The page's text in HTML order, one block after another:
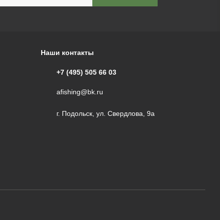
Наши контакты
+7 (495) 505 66 03
afishing@bk.ru
г. Подольск, ул. Свердлова, 9а